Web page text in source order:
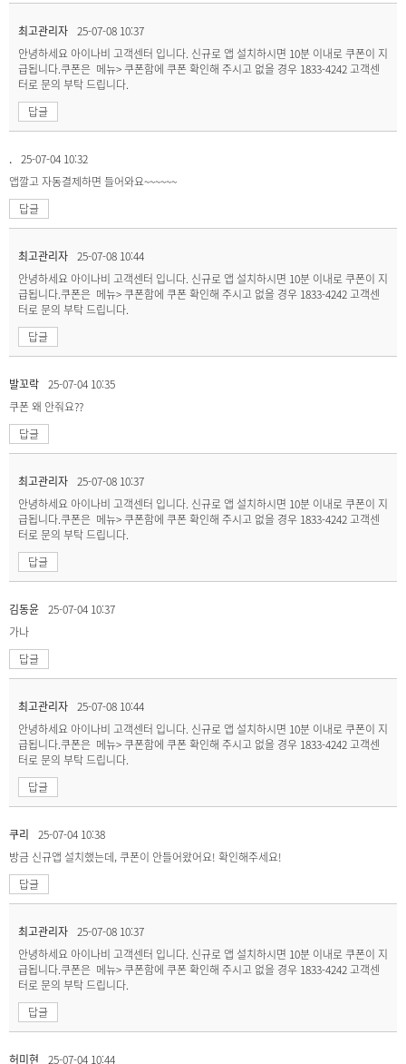
최고관리자 25-07-08 10:37
안녕하세요 아이나비 고객센터 입니다. 신규로 앱 설치하시면 10분 이내로 쿠폰이 지
급됩니다.쿠폰은 메뉴> 쿠폰함에 쿠폰 확인해 주시고 없을 경우 1833-4242 고객센
터로 문의 부탁 드립니다.
답글
. 25-07-04 10:32
앱깔고 자동결제하면 들어와요~~~~~~
답글
최고관리자 25-07-08 10:44
안녕하세요 아이나비 고객센터 입니다. 신규로 앱 설치하시면 10분 이내로 쿠폰이 지
급됩니다.쿠폰은 메뉴> 쿠폰함에 쿠폰 확인해 주시고 없을 경우 1833-4242 고객센
터로 문의 부탁 드립니다.
답글
발꼬락 25-07-04 10:35
쿠폰 왜 안줘요??
답글
최고관리자 25-07-08 10:37
안녕하세요 아이나비 고객센터 입니다. 신규로 앱 설치하시면 10분 이내로 쿠폰이 지
급됩니다.쿠폰은 메뉴> 쿠폰함에 쿠폰 확인해 주시고 없을 경우 1833-4242 고객센
터로 문의 부탁 드립니다.
답글
김동윤 25-07-04 10:37
가나
답글
최고관리자 25-07-08 10:44
안녕하세요 아이나비 고객센터 입니다. 신규로 앱 설치하시면 10분 이내로 쿠폰이 지
급됩니다.쿠폰은 메뉴> 쿠폰함에 쿠폰 확인해 주시고 없을 경우 1833-4242 고객센
터로 문의 부탁 드립니다.
답글
쿠리
25-07-04 10:38
방금 신규앱 설치했는데, 쿠폰이 안들어왔어요! 확인해주세요!
답글
최고관리자 25-07-08 10:37
안녕하세요 아이나비 고객센터 입니다. 신규로 앱 설치하시면 10분 이내로 쿠폰이 지
급됩니다.쿠폰은 메뉴> 쿠폰함에 쿠폰 확인해 주시고 없을 경우 1833-4242 고객센
터로 문의 부탁 드립니다.
답글
허미현 25-07-04 10:44